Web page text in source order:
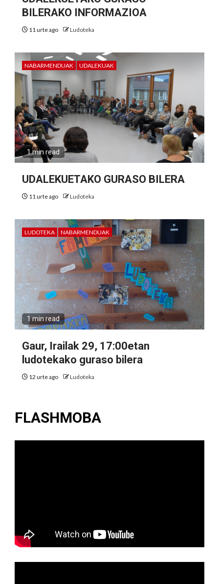
BILERAKO INFORMAZIOA
11 urte ago Ludoteka
NABARMENDUAK UDALEKUAK
1 min read
UDALEKUETAKO GURASO BILERA
11 urte ago Ludoteka
LUDOTEKA NABARMENDUAK
1 min read
Gaur, Irailak 29, 17:00etan
ludotekako guraso bilera
12 urte ago Ludoteka
FLASHMOBA